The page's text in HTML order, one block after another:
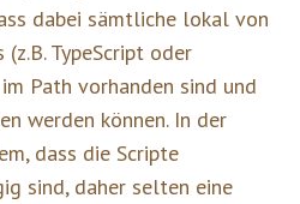
dabei sämtliche lokal von
TypeScript oder
Path vorhanden sind und
werden können. In der
dass die Scripte
sind, daher selten eine